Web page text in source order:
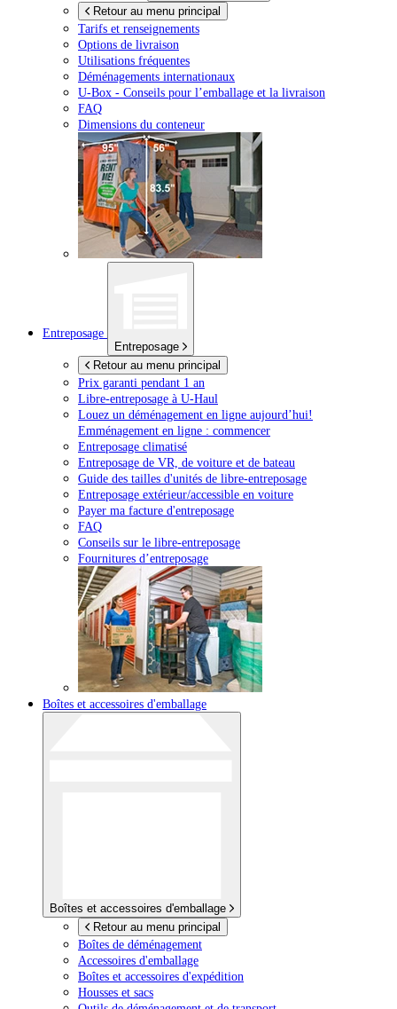
Retour au menu principal
Tarifs et renseignements
Options de livraison
Utilisations fréquentes
Déménagements internationaux
U-Box - Conseils pour l’emballage et la livraison
FAQ
Dimensions du conteneur
Entreposage
Entreposage
Retour au menu principal
Prix garanti pendant 1 an
Libre-entreposage à U-Haul
Louez un déménagement en ligne aujourd’hui!
Emménagement en ligne : commencer
Entreposage climatisé
Entreposage de VR, de voiture et de bateau
Guide des tailles d'unités de libre-entreposage
Entreposage extérieur/accessible en voiture
Payer ma facture d'entreposage
FAQ
Conseils sur le libre-entreposage
Fournitures d’entreposage
Boîtes et accessoires d'emballage
Boîtes et accessoires d'emballage
Retour au menu principal
Boîtes de déménagement
Accessoires d'emballage
Boîtes et accessoires d'expédition
Housses et sacs